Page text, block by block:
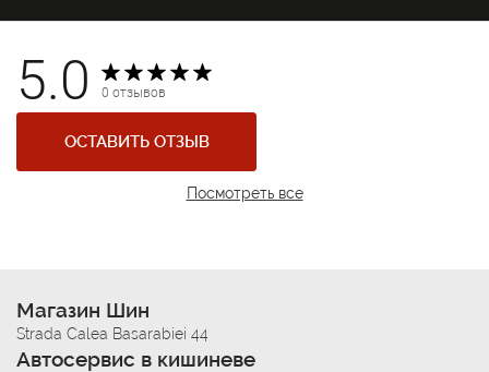
5.0 0 отзывов
ОСТАВИТЬ ОТЗЫВ
Посмотреть все
Магазин Шин
Strada Calea Basarabiei 44
Автосервис в кишиневе